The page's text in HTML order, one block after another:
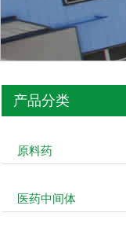
产品分类
原料药
医药中间体